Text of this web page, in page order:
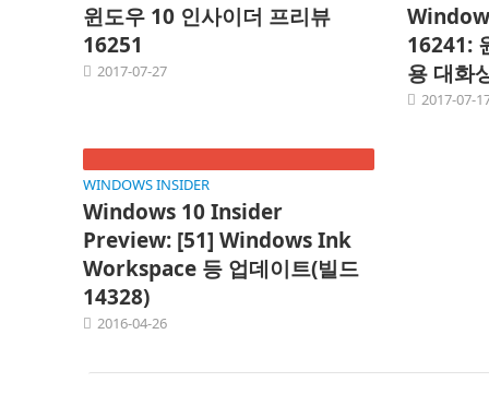
윈도우 10 인사이더 프리뷰
16251
2017-07-27
16241:
용 대화
2017-07-
WINDOWS INSIDER
Windows 10 Insider
Preview: [51] Windows Ink
Workspace 등 업데이트(빌드
14328)
2016-04-26